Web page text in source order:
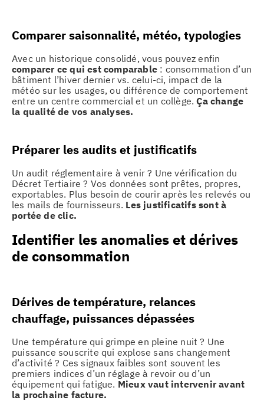
Comparer saisonnalité, météo, typologies
Avec un historique consolidé, vous pouvez enfin
comparer ce qui est comparable: consommation d’un
bâtiment l’hiver dernier vs. celui-ci, impact de la
météo sur les usages, ou différence de comportement
entre un centre commercial et un collège.Ça change
la qualité de vos analyses.
Préparer les audits et justificatifs
Un audit réglementaire à venir ? Une vérification du
Décret Tertiaire ? Vos données sont prêtes, propres,
exportables. Plus besoin de courir après les relevés ou
les mails de fournisseurs. Les justificatifs sont à
portée de clic.
Identifier les anomalies et dérives
de consommation
Dérives de température, relances
chauffage, puissances dépassées
Une température qui grimpe en pleine nuit ? Une
puissance souscrite qui explose sans changement
d’activité ? Ces signaux faibles sont souvent les
premiers indices d’un réglage à revoir ou d’un
équipement qui fatigue. Mieux vaut intervenir avant
la prochaine facture.